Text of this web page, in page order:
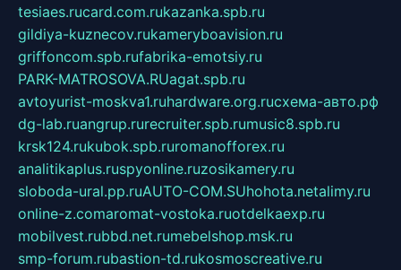
tesiaes.rucard.com.rukazanka.spb.ru
gildiya-kuznecov.rukameryboavision.ru
griffoncom.spb.rufabrika-emotsiy.ru
PARK-MATROSOVA.RUagat.spb.ru
avtoyurist-moskva1.ruhardware.org.ruсхема-авто.рф
dg-lab.ruangrup.rurecruiter.spb.rumusic8.spb.ru
krsk124.rukubok.spb.ruromanofforex.ru
analitikaplus.ruspyonline.ruzosikamery.ru
sloboda-ural.pp.ruAUTO-COM.SUhohota.netalimy.ru
online-z.comaromat-vostoka.ruotdelkaexp.ru
mobilvest.rubbd.net.rumebelshop.msk.ru
smp-forum.rubastion-td.rukosmoscreative.ru